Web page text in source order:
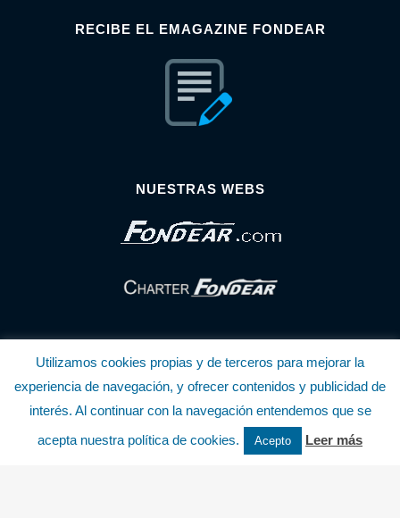
RECIBE EL EMAGAZINE FONDEAR
NUESTRAS WEBS
© Copyright Fondear, S.L.
Aunque se consideran exactas, declinamos toda responsabilidad sobre la
Utilizamos cookies propias y de terceros para mejorar la
experiencia de navegación, y ofrecer contenidos y publicidad de
interés. Al continuar con la navegación entendemos que se
acepta nuestra política de cookies.
Acepto Leer más